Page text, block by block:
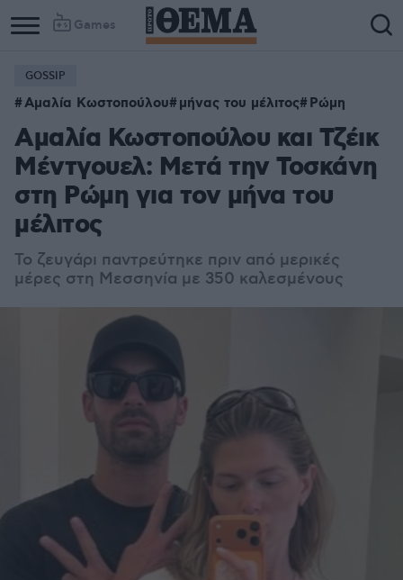
Games
GOSSIP
Αμαλία Κωστοπούλου μήνας του μέλιτος Ρώμη
Αμαλία Κωστοπούλου και Τζέικ
Μέντγουελ: Μετά την Τοσκάνη
στη Ρώμη για τον μήνα του
μέλιτος
Το ζευγάρι παντρεύτηκε πριν από μερικές
μέρες στη Μεσσηνία με 350 καλεσμένους